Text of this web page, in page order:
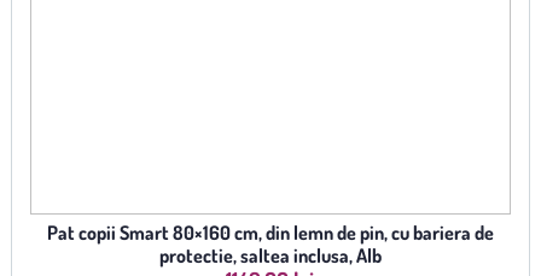
Pat copii Smart 80×160 cm, din lemn de pin, cu bariera de
protectie, saltea inclusa, Alb